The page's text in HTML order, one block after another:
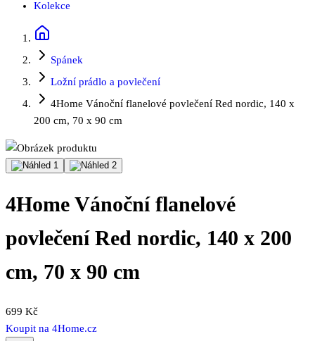
Kolekce
Spánek
Ložní prádlo a povlečení
4Home Vánoční flanelové povlečení Red nordic, 140 x
200 cm, 70 x 90 cm
4Home Vánoční flanelové
povlečení Red nordic, 140 x 200
cm, 70 x 90 cm
699 Kč
Koupit na 4Home.cz